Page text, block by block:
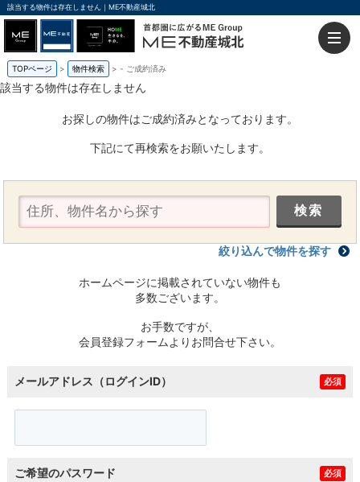
該当する物件は存在しません｜ME不動産城北
TOPページ 物件検索 - ご成約済み
該当する物件は存在しません
お探しの物件はご成約済みとなっております。
下記にて再検索をお願いたします。
絞り込んで物件を探す
ホームページに掲載されていない物件も
多数ございます。
お手数ですが、
会員登録フォームよりお問合せ下さい。
メールアドレス（ログインID） 必須
ご希望のパスワード 必須